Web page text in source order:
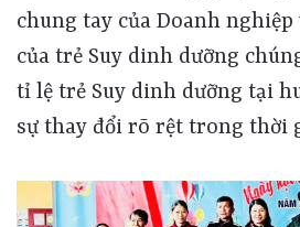
chung tay của Doanh
của trẻ Suy dinh dưỡng
tỉ lệ trẻ Suy dinh dưỡng tại
sự thay đổi rõ rệt trong thời